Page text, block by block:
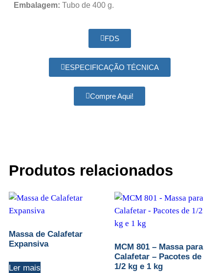
Embalagem: Tubo de 400 g.
FDS
ESPECIFICAÇÃO TÉCNICA
Compre Aqui!
Produtos relacionados
Massa de Calafetar
Expansiva
Ler mais
MCM 801 – Massa para
Calafetar – Pacotes de
1/2 kg e 1 kg